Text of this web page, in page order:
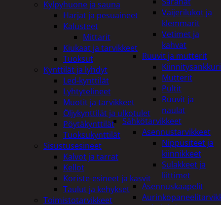
Vaijerilukot ja
klemmarit
Vetimet ja
kahvat
Ruuvit ja mutterit
Mutterit
Pultit
Ruuvit ja
naulat
Sähkötarvikkeet
Asennustarvikkeet
Nippusiteet ja
kiinnikkeet
Sulakkeet ja
liittimet
Asennuskaapelit
Kylpyhuone ja sauna
Harjat ja pesuaineet
Kalusteet
Mittarit
Kiukaat ja tarvikkeet
Tuoksut
Kynttilät ja lyhdyt
Led-kynttilät
Lyhtytelineet
Muotit ja tarvikkeet
Öljykynttilät ja ulkotulet
Pöytäkynttilät
Tuoksukynttilät
Sisustusesineet
Kalvot ja tarrat
Kellot
Koriste-esineet ja kasvit
Taulut ja kehykset
Toimistotarvikkeet